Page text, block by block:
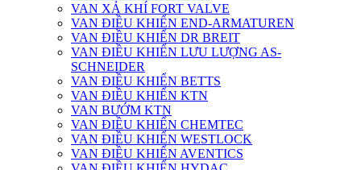
VAN XẢ KHÍ FORT VALVE
VAN ĐIỀU KHIỂN END-ARMATUREN
VAN ĐIỀU KHIỂN DR BREIT
VAN ĐIỀU KHIỂN LƯU LƯỢNG AS-
SCHNEIDER
VAN ĐIỀU KHIỂN BETTS
VAN ĐIỀU KHIỂN KTN
VAN BƯỚM KTN
VAN ĐIỀU KHIỂN CHEMTEC
VAN ĐIỀU KHIỂN WESTLOCK
VAN ĐIỀU KHIỂN AVENTICS